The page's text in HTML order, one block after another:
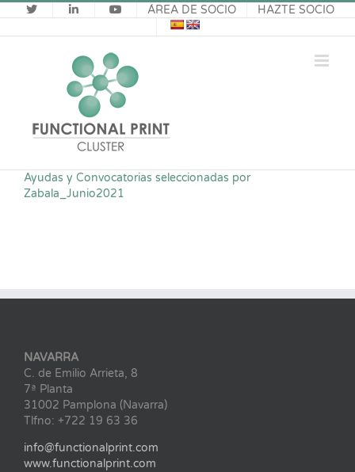
Saltar
al
contenido
ÁREA DE SOCIO HAZTE SOCIO
Ayudas y Convocatorias seleccionadas por
Zabala_Junio2021
NAVARRA
C. de Emilio Arrieta, 8
7ª Planta
31002 Pamplona (Navarra)
Tlfno: +722 19 63 36
info@functionalprint.com
www.functionalprint.com